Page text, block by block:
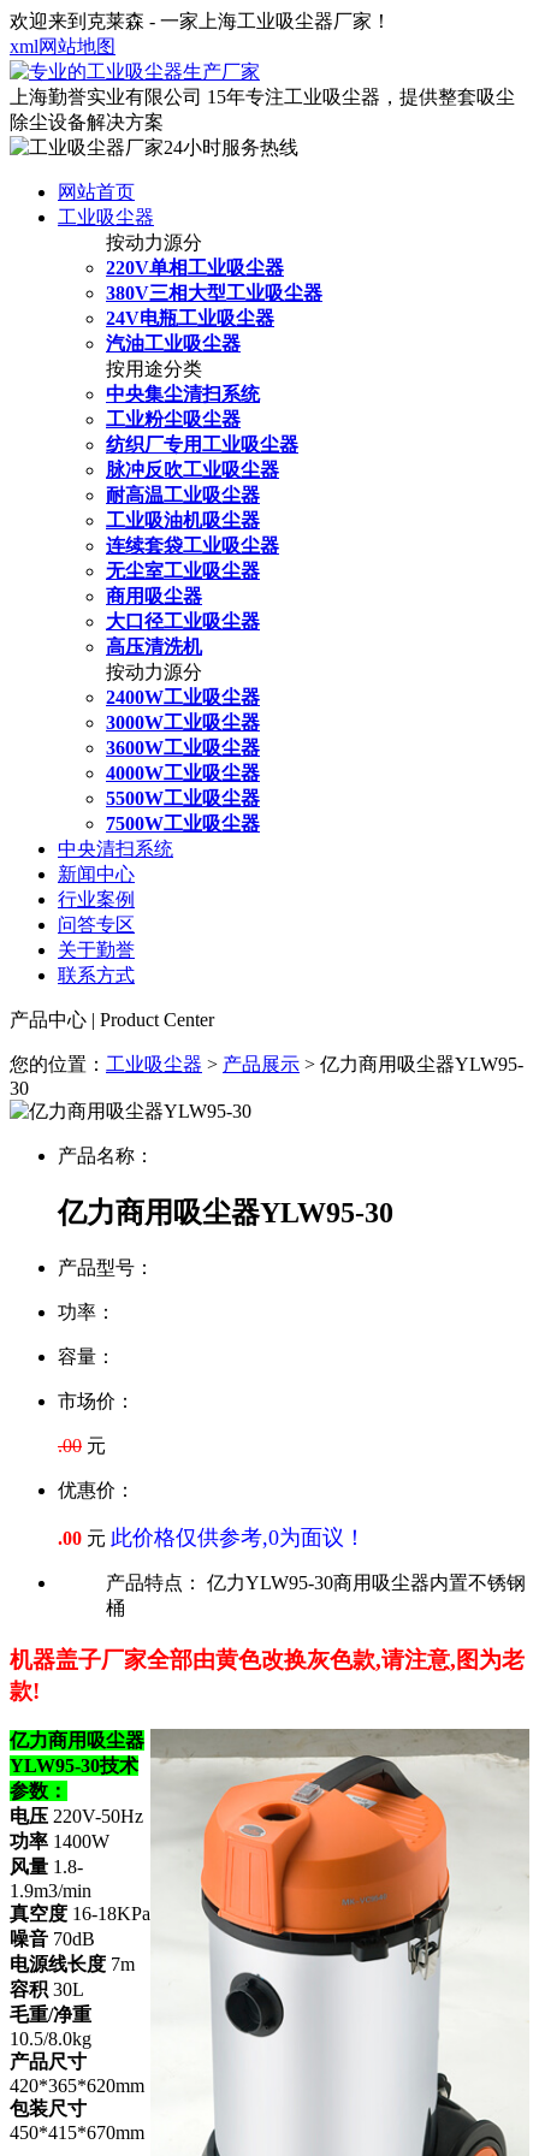
欢迎来到克莱森 - 一家上海工业吸尘器厂家！
xml网站地图
上海勤誉实业有限公司 15年专注工业吸尘器，提供整套吸尘
除尘设备解决方案
网站首页
工业吸尘器
按动力源分
220V单相工业吸尘器
380V三相大型工业吸尘器
24V电瓶工业吸尘器
汽油工业吸尘器
按用途分类
中央集尘清扫系统
工业粉尘吸尘器
纺织厂专用工业吸尘器
脉冲反吹工业吸尘器
耐高温工业吸尘器
工业吸油机吸尘器
连续套袋工业吸尘器
无尘室工业吸尘器
商用吸尘器
大口径工业吸尘器
高压清洗机
按动力源分
2400W工业吸尘器
3000W工业吸尘器
3600W工业吸尘器
4000W工业吸尘器
5500W工业吸尘器
7500W工业吸尘器
中央清扫系统
新闻中心
行业案例
问答专区
关于勤誉
联系方式
产品中心 | Product Center
您的位置： 工业吸尘器 > 产品展示 > 亿力商用吸尘器YLW95-
30
产品名称：
亿力商用吸尘器YLW95-30
产品型号：
功率：
容量：
市场价：
.00 元
优惠价：
.00 元 此价格仅供参考,0为面议！
产品特点：
亿力YLW95-30商用吸尘器内置不锈钢
桶
机器盖子厂家全部由黄色改换灰色款,请注意,图为老
款!
亿力商用吸尘器
YLW95-30技术
参数：
电压 220V-50Hz
功率 1400W
风量 1.8-
1.9m3/min
真空度 16-18KPa
噪音 70dB
电源线长度 7m
容积 30L
毛重/净重
10.5/8.0kg
产品尺寸
420*365*620mm
包装尺寸
450*415*670mm